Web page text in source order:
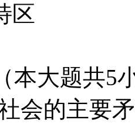
经济
本大题共5
会的主要